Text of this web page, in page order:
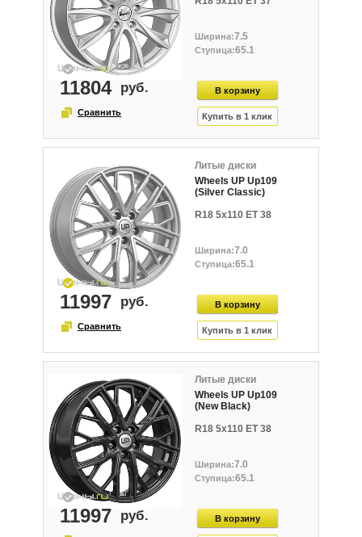
7.5
65.1
11804
Литые диски
Wheels UP Up109
(Silver Classic)
R18 5x110 ET 38
7.0
65.1
11997
Литые диски
Wheels UP Up109
(New Black)
R18 5x110 ET 38
7.0
65.1
11997